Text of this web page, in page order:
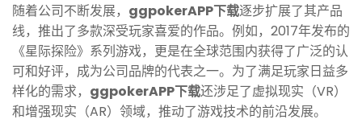
随着公司不断发展， ggpokerAPP下载逐步扩展了其产品
线，推出了多款深受玩家喜爱的作品。例如，2017年发布的
《星际探险》系列游戏，更是在全球范围内获得了广泛的认
可和好评，成为公司品牌的代表之一。为了满足玩家日益多
样化的需求， ggpokerAPP下载还涉足了虚拟现实（VR）
和增强现实（AR）领域，推动了游戏技术的前沿发展。